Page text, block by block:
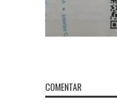
COMENTAR